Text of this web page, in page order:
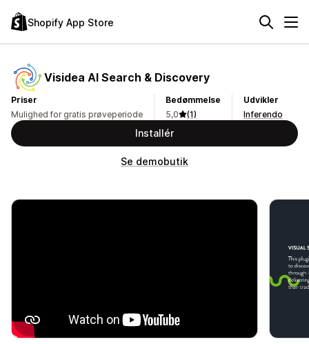
Shopify App Store
Visidea AI Search & Discovery
Priser
Mulighed for gratis prøveperiode
Bedømmelse
5,0
(1)
Udvikler
Inferendo
Installér
Se demobutik